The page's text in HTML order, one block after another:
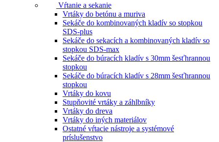
Vŕtanie a sekanie
Vrtáky do betónu a muriva
Sekáče do kombinovaných kladív so stopkou
SDS-plus
Sekáče do sekacích a kombinovaných kladív so
stopkou SDS-max
Sekáče do búracích kladív s 30mm šesťhrannou
stopkou
Sekáče do búracích kladív s 28mm šesťhrannou
stopkou
Vrtáky do kovu
Stupňovité vrtáky a záhlbníky
Vrtáky do dreva
Vrtáky do iných materiálov
Ostatné vŕtacie nástroje a systémové
príslušenstvo